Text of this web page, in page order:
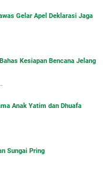
Gelar Apel Deklarasi Jaga
Kesiapan Bencana Jelang
Anak Yatim dan Dhuafa
Sungai Pring